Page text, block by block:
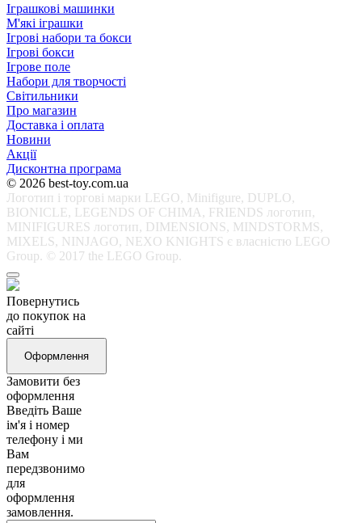
Іграшкові машинки
М'які іграшки
Ігрові набори та бокси
Ігрові бокси
Ігрове поле
Набори для творчості
Світильники
Про магазин
Доставка і оплата
Новини
Акції
Дисконтна програма
© 2026 best-toy.com.ua
Логотип і торгові марки LEGO, Minifigure, DUPLO,
BIONICLE, LEGENDS OF CHIMA, FRIENDS логотип,
MINIFIGURES логотип, DIMENSIONS, MINDSTORMS,
MIXELS, NINJAGO, NEXO KNIGHTS є власністю LEGO
Group. © 2017 the LEGO Group.
Повернутись
до покупок на
сайті
Оформлення
Замовити без
оформлення
Введіть Ваше
ім'я і номер
телефону і ми
Вам
передзвонимо
для
оформлення
замовлення.